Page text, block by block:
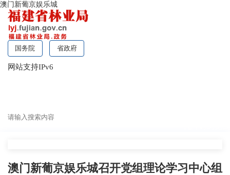
澳门新葡京娱乐城
国务院 省政府
网站支持IPv6
澳门新葡京娱乐城召开党组理论学习中心组